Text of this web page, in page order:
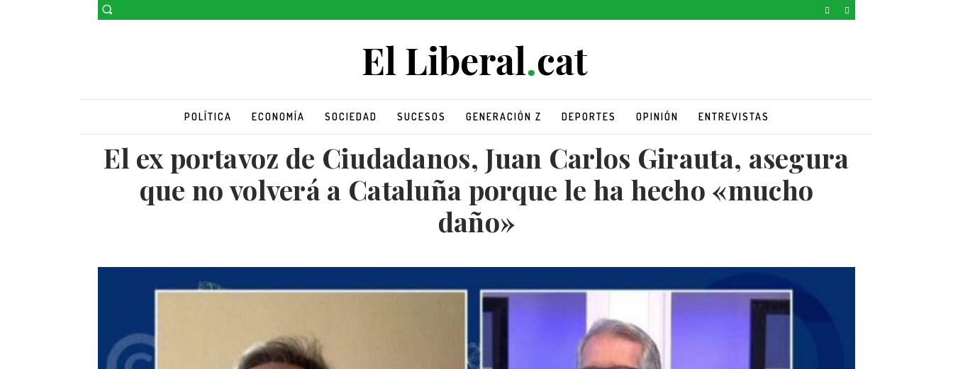
POLÍTICA ECONOMÍA SOCIEDAD SUCESOS GENERACIÓN Z DEPORTES OPINIÓN ENTREVISTAS
El ex portavoz de Ciudadanos, Juan Carlos Girauta, asegura
que no volverá a Cataluña porque le ha hecho «mucho
daño»